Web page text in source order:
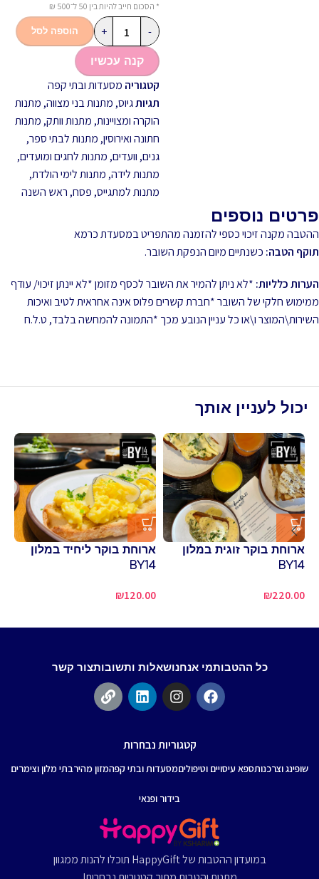
* הסכום חייב להיות בין 50 ל־500 ₪
-
+ הוספה לסל
קנה עכשיו
קטגוריה מסעדות ובתי קפה
תגיותגיוס, מתנות בני מצווה, מתנות
הוקרה ומצויינות, מתנות וותק, מתנות
חתונה ואירוסין, מתנות לבתי ספר,
גנים, וועדים, מתנות לחגים ומועדים,
מתנות לידה, מתנות לימי הולדת,
מתנות למתגייס, פסח, ראש השנה
פרטים נוספים
ההטבה מקנה זיכוי כספי להזמנה מהתפריט במסעדת כרמא
תוקף הטבה: כשנתיים מיום הנפקת השובר.
הערות כלליות: *לא ניתן להמיר את השובר לכסף מזומן *לא יינתן זיכוי/ עודף
ממימוש חלקי של השובר *חברת קשרים פלוס אינה אחראית לטיב ואיכות
השירות\המוצר ו\או כל עניין הנובע מכך *התמונה להמחשה בלבד, ט.ל.ח
יכול לעניין אותך
ארוחת בוקר זוגית במלון
BY14
₪220.00
ארוחת בוקר ליחיד במלון
BY14
₪120.00
כל ההטבותמי אנחנושאלות ותשובותצור קשר
קטגוריות נבחרות
שופינג וצרכנותספא עיסויים וטיפוליםמסעדות ובתי קפהמזון מהירבתי מלון וצימרים
בידור ופנאי
במועדון ההטבות של HappyGift תוכלו להנות ממגוון